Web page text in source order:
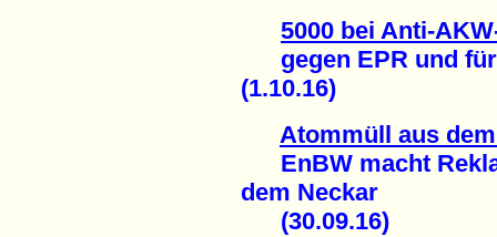
5000 bei Anti-
gegen EPR und für
(1.10.16)
Atommüll aus
EnBW macht
dem Neckar
(30.09.16)